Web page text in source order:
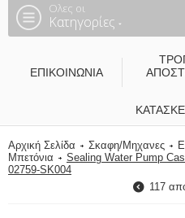
Ολες οι
Κατηγορίες
ΕΠΙΚΟΙΝΩΝΊΑ
Αρχική Σελίδα Σκαφη/Μηχανες
Μπετόνια
Sealing Water Pump
02759-SK004
117